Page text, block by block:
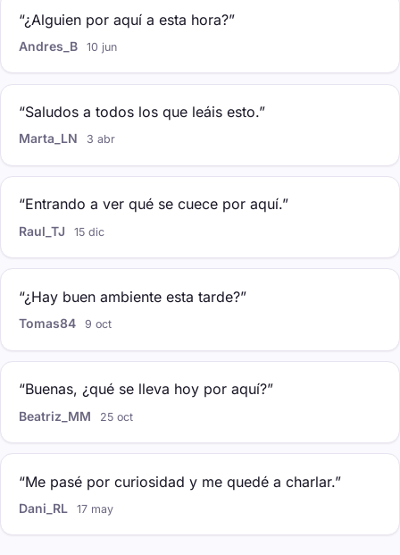
“¿Alguien por aquí a esta hora?”
Andres_B 10 jun
“Saludos a todos los que leáis esto.”
Marta_LN 3 abr
“Entrando a ver qué se cuece por aquí.”
Raul_TJ 15 dic
“¿Hay buen ambiente esta tarde?”
Tomas84 9 oct
“Buenas, ¿qué se lleva hoy por aquí?”
Beatriz_MM 25 oct
“Me pasé por curiosidad y me quedé a charlar.”
Dani_RL 17 may